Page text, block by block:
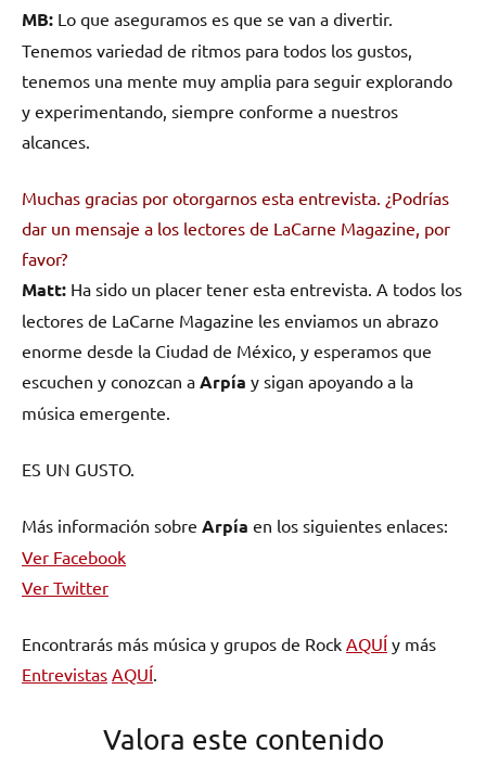
MB: Lo que aseguramos es que se van a divertir.
Tenemos variedad de ritmos para todos los gustos,
tenemos una mente muy amplia para seguir explorando
y experimentando, siempre conforme a nuestros
alcances.
Muchas gracias por otorgarnos esta entrevista. ¿Podrías
dar un mensaje a los lectores de LaCarne Magazine, por
favor?
Matt: Ha sido un placer tener esta entrevista. A todos los
lectores de LaCarne Magazine les enviamos un abrazo
enorme desde la Ciudad de México, y esperamos que
escuchen y conozcan a Arpía y sigan apoyando a la
música emergente.
ES UN GUSTO.
Más información sobre Arpía en los siguientes enlaces:
Ver Facebook
Ver Twitter
Encontrarás más música y grupos de Rock AQUÍ y más
Entrevistas AQUÍ
Valora este contenido